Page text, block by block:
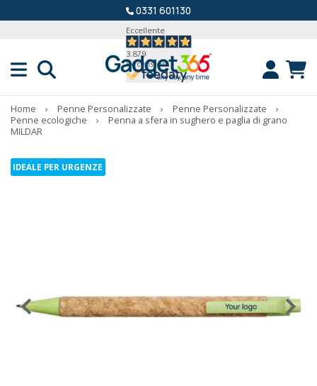
0331 601130
Eccellente
3.879
Recensioni
Home › Penne Personalizzate › Penne Personalizzate
›
Penne ecologiche
›
Penna a sfera in sughero e paglia di grano
MILDAR
IDEALE PER URGENZE